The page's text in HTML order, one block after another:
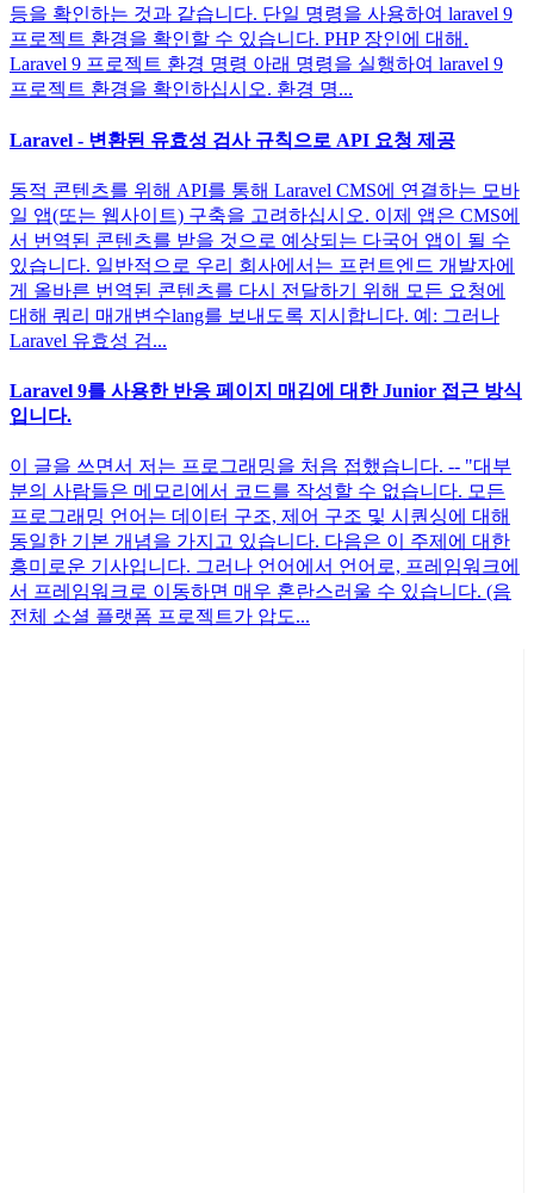
등을 확인하는 것과 같습니다. 단일 명령을 사용하여 laravel 9
프로젝트 환경을 확인할 수 있습니다. PHP 장인에 대해.
Laravel 9 프로젝트 환경 명령 아래 명령을 실행하여 laravel 9
프로젝트 환경을 확인하십시오. 환경 명...
Laravel - 변환된 유효성 검사 규칙으로 API 요청 제공
동적 콘텐츠를 위해 API를 통해 Laravel CMS에 연결하는 모바
일 앱(또는 웹사이트) 구축을 고려하십시오. 이제 앱은 CMS에
서 번역된 콘텐츠를 받을 것으로 예상되는 다국어 앱이 될 수
있습니다. 일반적으로 우리 회사에서는 프런트엔드 개발자에
게 올바른 번역된 콘텐츠를 다시 전달하기 위해 모든 요청에
대해 쿼리 매개변수lang를 보내도록 지시합니다. 예: 그러나
Laravel 유효성 검...
Laravel 9를 사용한 반응 페이지 매김에 대한 Junior 접근 방식
입니다.
이 글을 쓰면서 저는 프로그래밍을 처음 접했습니다. -- "대부
분의 사람들은 메모리에서 코드를 작성할 수 없습니다. 모든
프로그래밍 언어는 데이터 구조, 제어 구조 및 시퀀싱에 대해
동일한 기본 개념을 가지고 있습니다. 다음은 이 주제에 대한
흥미로운 기사입니다. 그러나 언어에서 언어로, 프레임워크에
서 프레임워크로 이동하면 매우 혼란스러울 수 있습니다. (음
전체 소셜 플랫폼 프로젝트가 압도...